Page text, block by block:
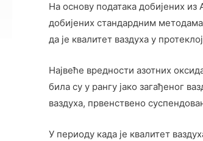
На основу података добијених
добијених стандардним
да је квалитет ваздуха у
Највеће вредности азотних
била су у рангу јако загађеног
ваздуха, првенствено
У периоду када је квалитет